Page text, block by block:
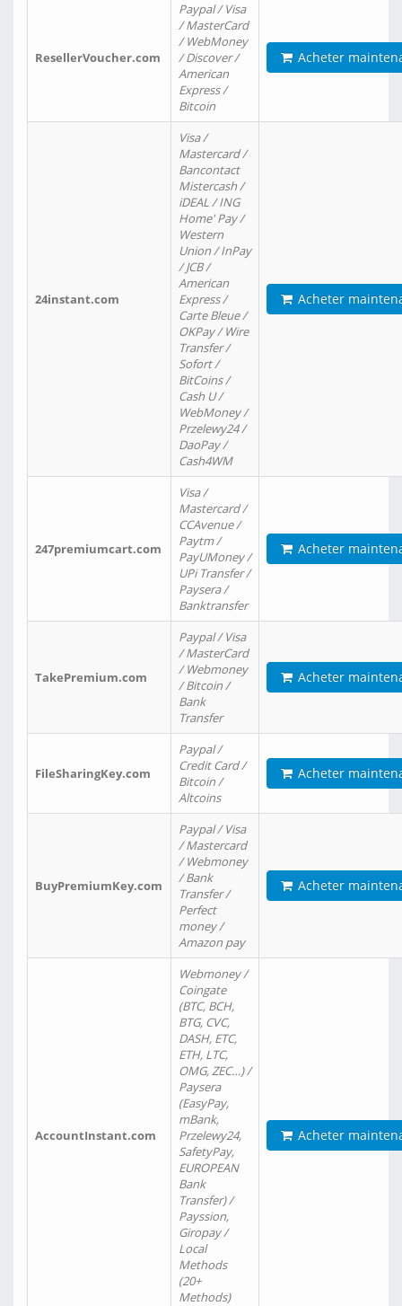
ResellerVoucher.com
Paypal / Visa
/ MasterCard
/ WebMoney
/ Discover /
American
Express /
Bitcoin
Acheter
24instant.com
Visa /
Mastercard /
Bancontact
Mistercash /
iDEAL / ING
Home' Pay /
Western
Union / InPay
/ JCB /
American
Express /
Carte Bleue /
OKPay / Wire
Transfer /
Sofort /
BitCoins /
Cash U /
WebMoney /
Przelewy24 /
DaoPay /
Cash4WM
Acheter
247premiumcart.com
Visa /
Mastercard /
CCAvenue /
Paytm /
PayUMoney /
UPi Transfer /
Paysera /
Banktransfer
Acheter
TakePremium.com
Paypal / Visa
/ MasterCard
/ Webmoney
/ Bitcoin /
Bank
Transfer
Acheter
FileSharingKey.com
Paypal /
Credit Card /
Bitcoin /
Altcoins
Acheter
BuyPremiumKey.com
Paypal / Visa
/ Mastercard
/ Webmoney
/ Bank
Transfer /
Perfect
money /
Amazon pay
Acheter
AccountInstant.com
Webmoney /
Coingate
(BTC, BCH,
BTG, CVC,
DASH, ETC,
ETH, LTC,
OMG, ZEC…) /
Paysera
(EasyPay,
mBank,
Przelewy24,
SafetyPay,
EUROPEAN
Bank
Transfer) /
Payssion,
Giropay /
Local
Methods
(20+
Methods)
Acheter